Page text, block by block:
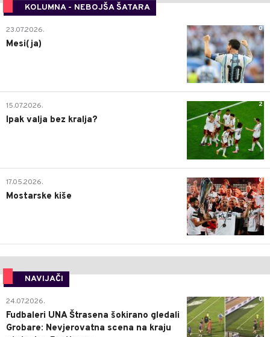
KOLUMNA - NEBOJŠA ŠATARA
0
23.07.2026.
Mesi(ja)
2
15.07.2026.
Ipak valja bez kralja?
0
17.05.2026.
Mostarske kiše
NAVIJAČI
0
24.07.2026.
Fudbaleri UNA Štrasena šokirano gledali
Grobare: Nevjerovatna scena na kraju